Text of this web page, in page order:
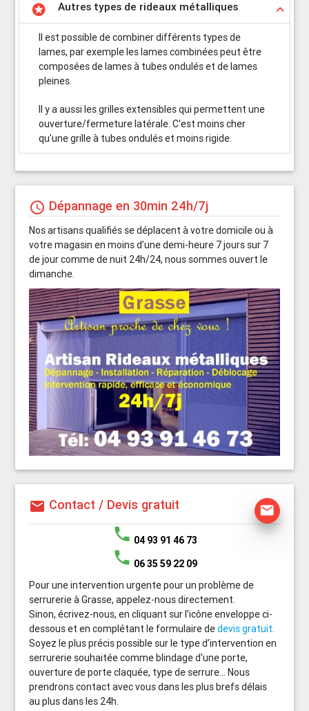
stars keyboard_arrow_up
Autres types de rideaux métalliques
Il est possible de combiner différents types de
lames, par exemple les lames combinées peut être
composées de lames à tubes ondulés et de lames
pleines.
Il y a aussi les grilles extensibles qui permettent une
ouverture/fermeture latérale. C'est moins cher
qu'une grille à tubes ondulés et moins rigide.
schedule Dépannage en 30min 24h/7j
Nos artisans qualifiés se déplacent à votre domicile ou à
votre magasin en moins d’une demi-heure 7 jours sur 7
de jour comme de nuit 24h/24, nous sommes ouvert le
dimanche.
mail Contact / Devis gratuit mail
phone 04 93 91 46 73
phone 06 35 59 22 09
Pour une intervention urgente pour un problème de
serrurerie à Grasse, appelez-nous directement.
Sinon, écrivez-nous, en cliquant sur l’icône enveloppe ci-
dessous et en complétant le formulaire dedevis gratuit.
Soyez le plus précis possible sur le type d’intervention en
serrurerie souhaitée comme blindage d'une porte,
ouverture de porte claquée, type de serrure... Nous
prendrons contact avec vous dans les plus brefs délais
au plus dans les 24h.